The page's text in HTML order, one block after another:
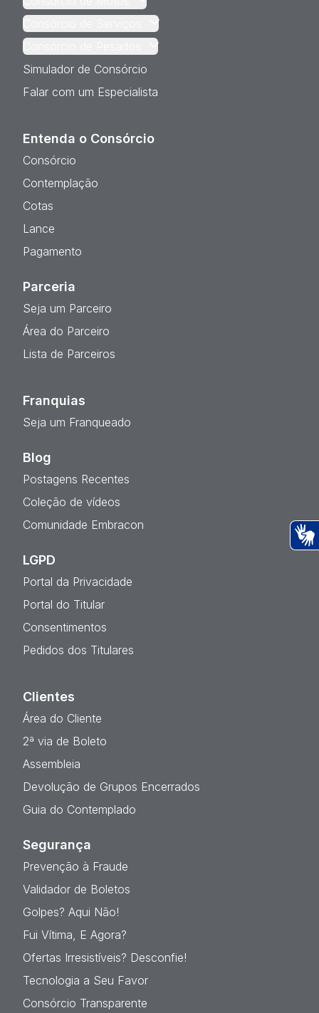
Consórcio de Serviços
Consórcio de Pesados
Simulador de Consórcio
Falar com um Especialista
Entenda o Consórcio
Consórcio
Contemplação
Cotas
Lance
Pagamento
Parceria
Seja um Parceiro
Área do Parceiro
Lista de Parceiros
Franquias
Seja um Franqueado
Blog
Postagens Recentes
Coleção de vídeos
Comunidade Embracon
LGPD
Portal da Privacidade
Portal do Titular
Consentimentos
Pedidos dos Titulares
Clientes
Área do Cliente
2ª via de Boleto
Assembleia
Devolução de Grupos Encerrados
Guia do Contemplado
Segurança
Prevenção à Fraude
Validador de Boletos
Golpes? Aqui Não!
Fui Vítima, E Agora?
Ofertas Irresistíveis? Desconfie!
Tecnologia a Seu Favor
Consórcio Transparente